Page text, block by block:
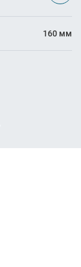
160 мм